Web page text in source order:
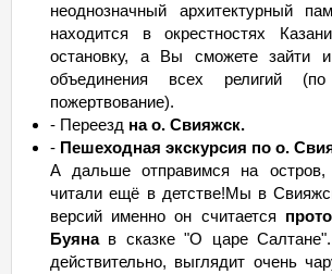
неоднозначный архитектурный
находится в окрестностях
остановку, а Вы сможете зайти
объединения всех религий
пожертвование).
- Переезд на о. Свияжск.
- Пешеходная экскурсия по о.
А дальше отправимся на
читали ещё в детстве!Мы в
версий именно он считается
Буянав сказке "О царе
действительно, выглядит очень